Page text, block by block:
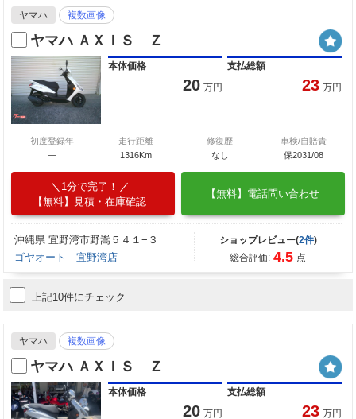
ヤマハ 複数画像
ヤマハ ＡＸＩＳ Ｚ
本体価格
20 万円
支払総額
23 万円
初度登録年
―
走行距離
1316Km
修復歴
なし
車検/自賠責
保2031/08
1分で完了！
【無料】見積・在庫確認
【無料】電話問い合わせ
沖縄県 宜野湾市野嵩５４１−３
ゴヤオート 宜野湾店
ショップレビュー(2件)
総合評価: 4.5 点
上記10件にチェック
ヤマハ 複数画像
ヤマハ ＡＸＩＳ Ｚ
本体価格
20 万円
支払総額
23 万円